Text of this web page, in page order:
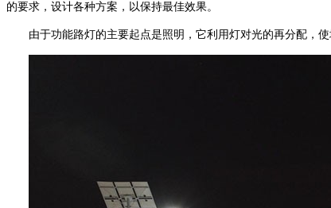
的要求，设计各种方案，以保持最佳效果。
由于功能路灯的主要起点是照明，它利用灯对光的再分配，